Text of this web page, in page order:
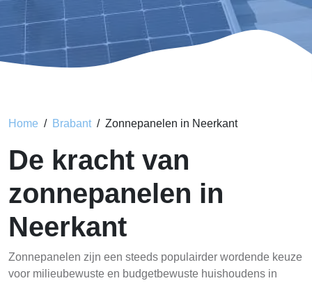
Home Brabant Zonnepanelen in Neerkant
De kracht van
zonnepanelen in
Neerkant
Zonnepanelen zijn een steeds populairder wordende keuze
voor milieubewuste en budgetbewuste huishoudens in